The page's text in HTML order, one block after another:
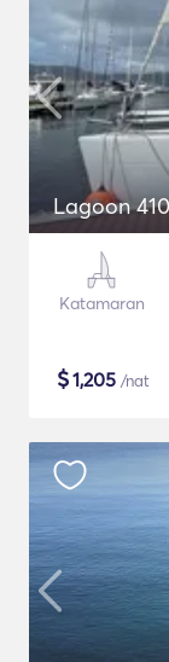
Lagoon
Katamaran
$1,205 /nat